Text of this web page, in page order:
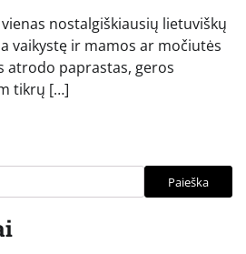
nostalgiškiausių lietuviškų
vaikystę ir mamos ar močiutės
atrodo paprastas, geros
tikrų […]
Paieška